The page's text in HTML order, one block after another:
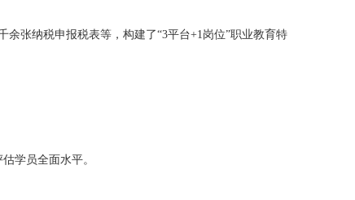
张纳税申报税表等，构建了“3平台+1岗位”职业教育特
学员全面水平。